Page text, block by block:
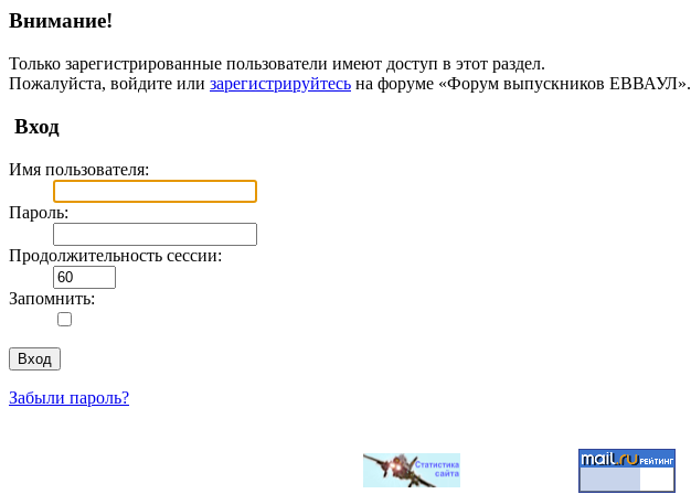
Внимание!
Только зарегистрированные пользователи имеют доступ в этот раздел.
Пожалуйста, войдите или зарегистрируйтесь на форуме «Форум выпускников ЕВВАУЛ».
Вход
Имя пользователя:
Пароль:
Продолжительность сессии:
Запомнить:
Забыли пароль?